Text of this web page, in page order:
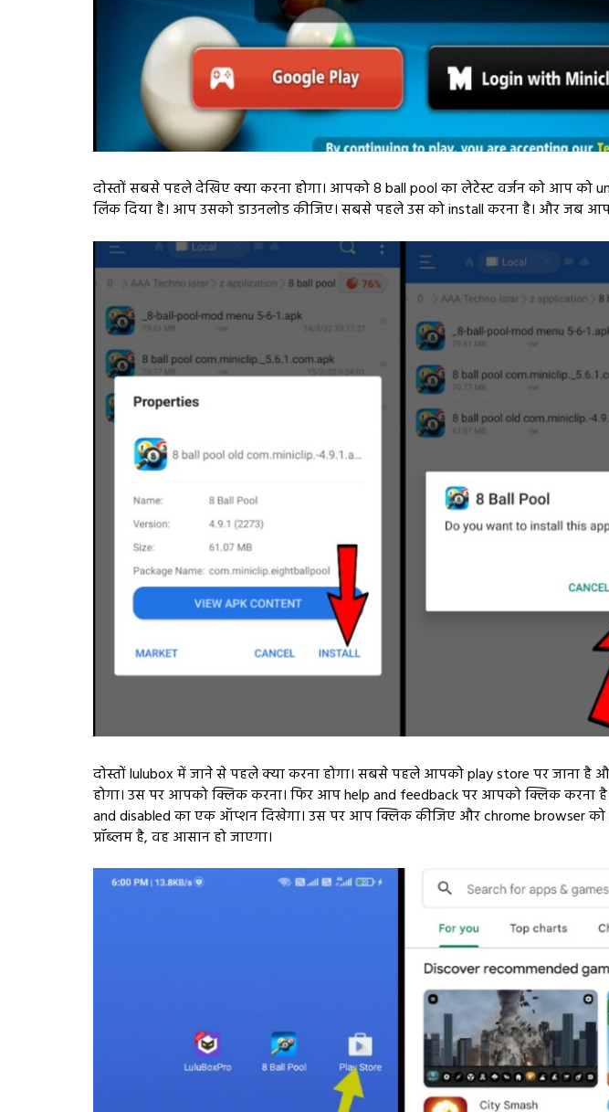
दोस्तों सबसे पहले देखिए क्या करना होगा। आपको 8 ball pool का लेटेस्ट वर्जन को आप को
लिंक दिया है। आप उसको डाउनलोड कीजिए। सबसे पहले उस को install करना है। और जब
दोस्तों lulubox में जाने से पहले क्या करना होगा। सबसे पहले आपको play store पर जाना
होगा। उस पर आपको क्लिक करना। फिर आप help and feedback पर आपको क्लिक करना
and disabled का एक ऑप्शन दिखेगा। उस पर आप क्लिक कीजिए और chrome browser
प्रॉब्लम है, वह आसान हो जाएगा।